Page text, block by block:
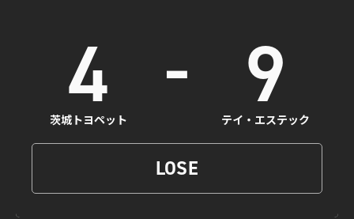
茨城トヨペット
4 - 9
テイ・エステック
LOSE